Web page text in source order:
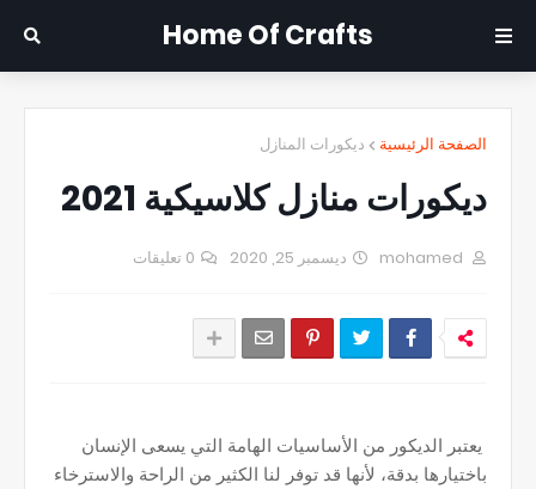
Home Of Crafts
الصفحة الرئيسية ديكورات المنازل
ديكورات منازل كلاسيكية 2021
ديسمبر 25, 2020 0 تعليقات
يعتبر الديكور من الأساسيات الهامة التي يسعى الإنسان
باختيارها بدقة، لأنها قد توفر لنا الكثير من الراحة والاسترخاء